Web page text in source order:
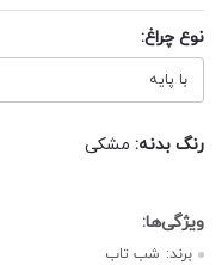
نوع چراغ:
رنگ بدنه: مشکی
برند: شب تاب